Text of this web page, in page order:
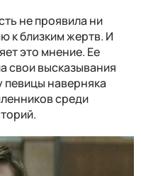
не проявила ни
к близким жертв. И
это мнение. Ее
свои высказывания
певицы наверняка
среди